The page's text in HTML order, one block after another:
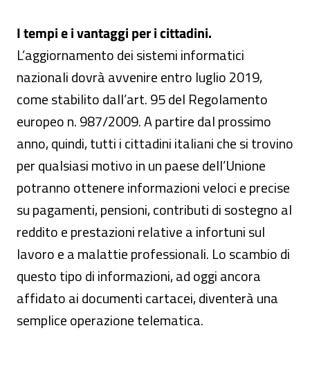
I tempi e i vantaggi per i cittadini.
L’aggiornamento dei sistemi informatici
nazionali dovrà avvenire entro luglio 2019,
come stabilito dall’art. 95 del Regolamento
europeo n. 987/2009. A partire dal prossimo
anno, quindi, tutti i cittadini italiani che si trovino
per qualsiasi motivo in un paese dell’Unione
potranno ottenere informazioni veloci e precise
su pagamenti, pensioni, contributi di sostegno al
reddito e prestazioni relative a infortuni sul
lavoro e a malattie professionali. Lo scambio di
questo tipo di informazioni, ad oggi ancora
affidato ai documenti cartacei, diventerà una
semplice operazione telematica.